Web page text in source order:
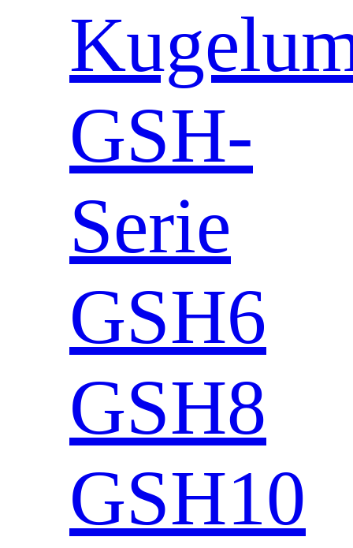
GSH-
Serie
GSH6
GSH8
GSH10